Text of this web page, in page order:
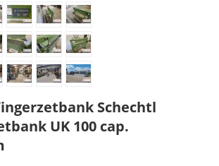
Schechtl
UK 100 cap.